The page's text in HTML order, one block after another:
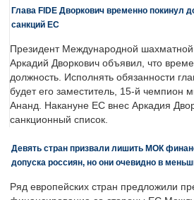
Глава FIDE Дворкович временно покинул
санкций ЕС
Президент Международной
Аркадий Дворкович объявил, что
должность. Исполнять обязанности
будет его заместитель, 15-й чемпион
Ананд. Накануне ЕС внес Аркадия
санкционный список.
Девять стран призвали лишить МОК
допуска россиян, но они очевидно в
Ряд европейских стран предложили